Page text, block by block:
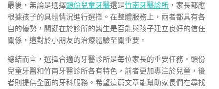
最後，無論是選擇頭份兒童牙醫還是竹南牙醫診所 ，家長都應
根據孩子的具體情況進行選擇。在整體服務上，兩者都具有各
自的優勢，關鍵在於診所的醫生是否能與孩子建立良好的信任
關係，這對於小朋友的治療體驗至關重要。
總結而言，選擇合適的牙醫診所是每位家長的重要任務。頭份
兒童牙醫和竹南牙醫診所各有特色，前者更加專注於兒童，後
者則提供全面的牙科服務。希望這篇文章能幫助家長們在尋找